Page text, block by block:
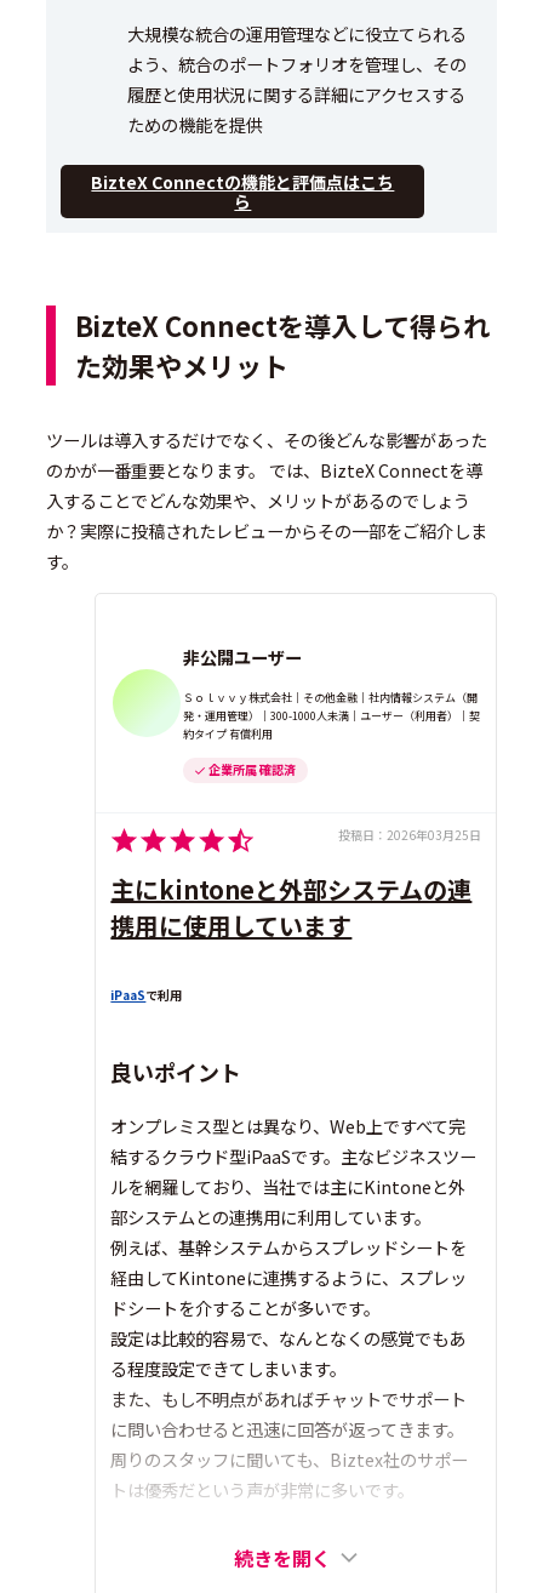
大規模な統合の運用管理などに役立てられる
よう、統合のポートフォリオを管理し、その
履歴と使用状況に関する詳細にアクセスする
ための機能を提供
BizteX Connectの機能と評価点はこち
ら
BizteX Connectを導入して得られ
た効果やメリット
ツールは導入するだけでなく、その後どんな影響があった
のかが一番重要となります。 では、BizteX Connectを導
入することでどんな効果や、メリットがあるのでしょう
か？実際に投稿されたレビューからその一部をご紹介しま
す。
非公開ユーザー
Ｓｏｌｖｖｙ株式会社｜その他金融｜社内情報システム（開
発・運用管理）｜300-1000人未満｜ユーザー（利用者）｜契
約タイプ 有償利用
企業所属 確認済
投稿日： 2026年03月25日
主にkintoneと外部システムの連
携用に使用しています
iPaaSで利用
良いポイント
オンプレミス型とは異なり、Web上ですべて完
結するクラウド型iPaaSです。主なビジネスツー
ルを網羅しており、当社では主にKintoneと外
部システムとの連携用に利用しています。
例えば、基幹システムからスプレッドシートを
経由してKintoneに連携するように、スプレッ
ドシートを介することが多いです。
設定は比較的容易で、なんとなくの感覚でもあ
る程度設定できてしまいます。
また、もし不明点があればチャットでサポート
に問い合わせると迅速に回答が返ってきます。
周りのスタッフに聞いても、Biztex社のサポー
トは優秀だという声が非常に多いです。
続きを開く